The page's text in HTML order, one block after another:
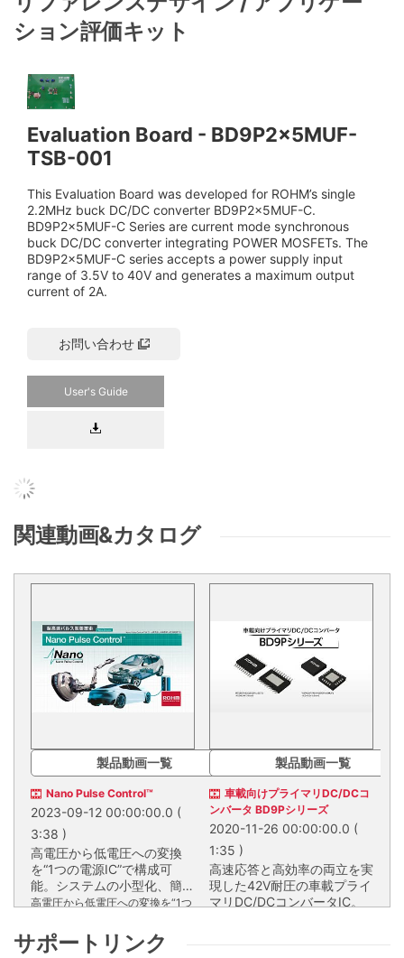
ション評価キット
Evaluation Board - BD9P2x5MUF-
TSB-001
This Evaluation Board was developed for ROHM’s single
2.2MHz buck DC/DC converter BD9P2x5MUF-C.
BD9P2x5MUF-C Series are current mode synchronous
buck DC/DC converter integrating POWER MOSFETs. The
BD9P2x5MUF-C series accepts a power supply input
range of 3.5V to 40V and generates a maximum output
current of 2A.
お問い合わせ
User's Guide
関連動画&カタログ
製品動画一覧
Nano Pulse Control™
2023-09-12 00:00:00.0 (
3:38 )
高電圧から低電圧への変換
を“1つの電源IC”で構成可
能。システムの小型化、簡略
化を実現します。
高電圧から低電圧への変換を“1つ
の小型化、簡略化を実現します。
製品動画一覧
車載向けプライマリDC/DCコ
ンバータ BD9Pシリーズ
2020-11-26 00:00:00.0 (
1:35 )
高速応答と高効率の両立を実
現した42V耐圧の車載プライ
マリDC/DCコンバータIC。
サポートリンク